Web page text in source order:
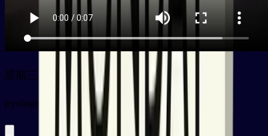
星期三
pyxīngqīsān